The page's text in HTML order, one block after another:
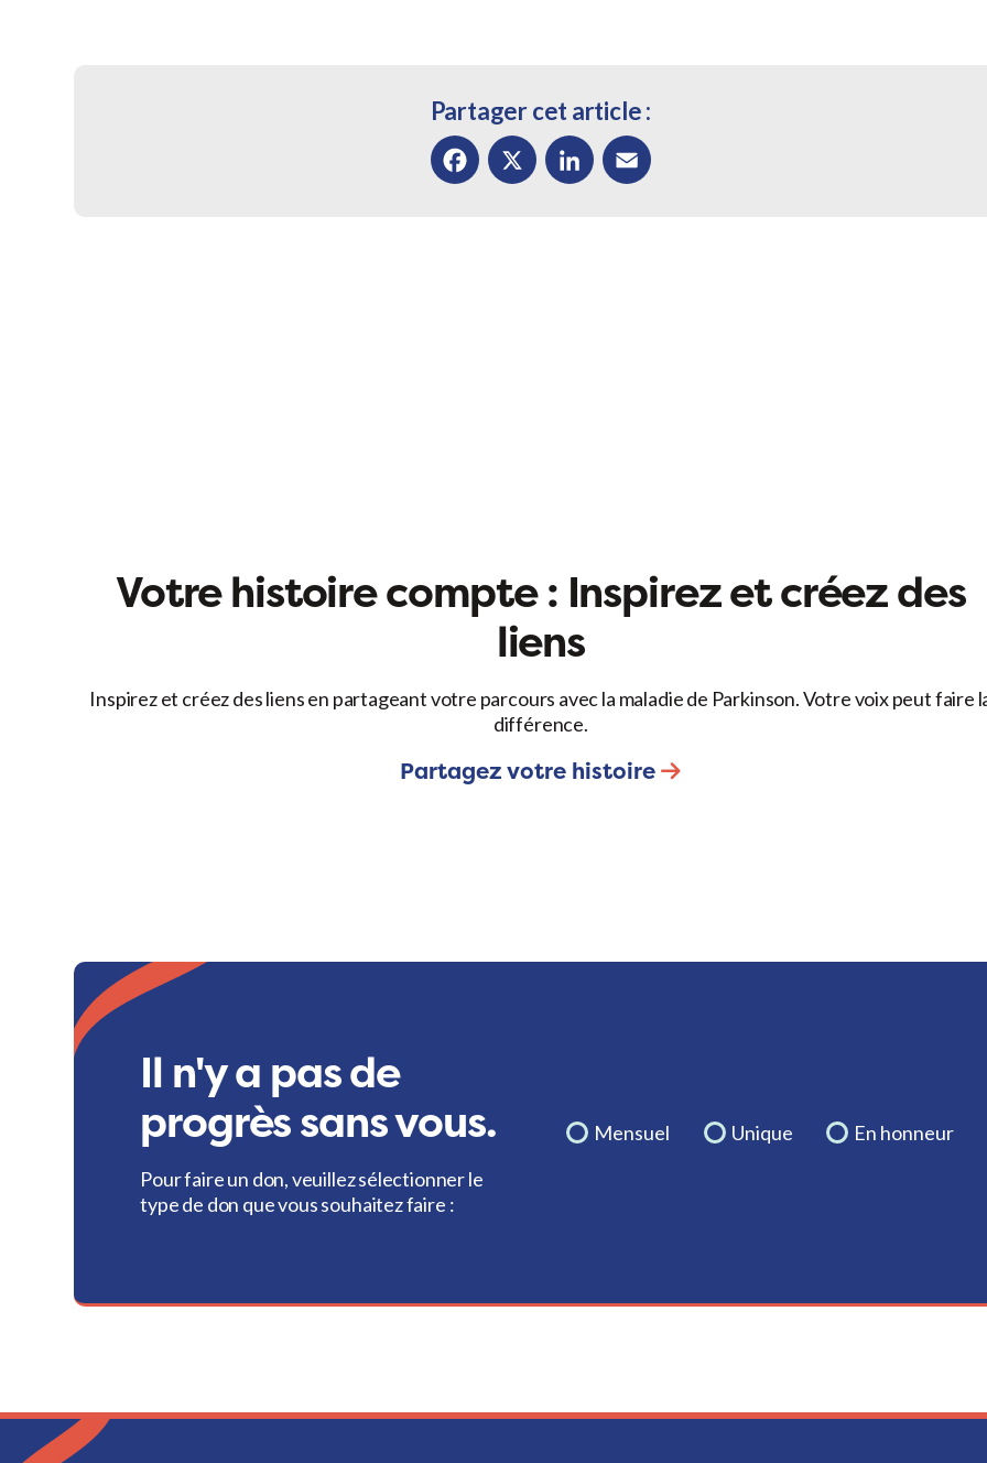
Partager cet article :
Votre histoire compte : Inspirez et créez des
liens
Inspirez et créez des liens en partageant votre parcours avec la maladie de Parkinson. Votre voix peut faire
différence.
Partagez votre histoire
Il n'y a pas de
progrès sans vous.
Pour faire un don, veuillez sélectionner le
type de don que vous souhaitez faire :
Mensuel Unique En honneur